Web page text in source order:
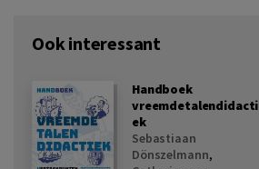
Ook interessant
Handboek
vreemdetalendidacti
ek
Sebastiaan
Dönszelmann,